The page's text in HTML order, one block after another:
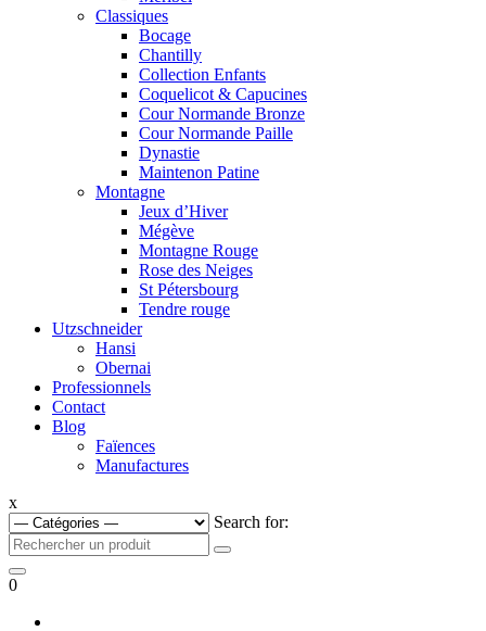
Classiques
Bocage
Chantilly
Collection Enfants
Coquelicot & Capucines
Cour Normande Bronze
Cour Normande Paille
Dynastie
Maintenon Patine
Montagne
Jeux d’Hiver
Mégève
Montagne Rouge
Rose des Neiges
St Pétersbourg
Tendre rouge
Utzschneider
Hansi
Obernai
Professionnels
Contact
Blog
Faïences
Manufactures
x
Search for:
0